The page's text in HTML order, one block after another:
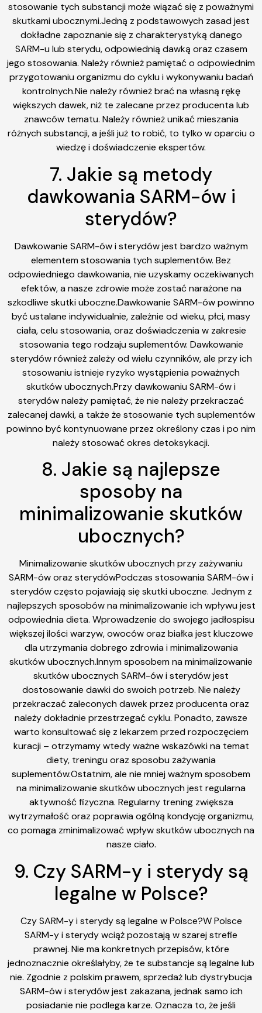
stosowanie tych substancji może wiązać się z poważnymi
skutkami ubocznymi.Jedną z podstawowych zasad jest
dokładne zapoznanie się z charakterystyką danego
SARM-u lub sterydu, odpowiednią dawką oraz czasem
jego stosowania. Należy również pamiętać o odpowiednim
przygotowaniu organizmu do cyklu i wykonywaniu badań
kontrolnych.Nie należy również brać na własną rękę
większych dawek, niż te zalecane przez producenta lub
znawców tematu. Należy również unikać mieszania
różnych substancji, a jeśli już to robić, to tylko w oparciu o
wiedzę i doświadczenie ekspertów.
7. Jakie są metody
dawkowania SARM-ów i
sterydów?
Dawkowanie SARM-ów i sterydów jest bardzo ważnym
elementem stosowania tych suplementów. Bez
odpowiedniego dawkowania, nie uzyskamy oczekiwanych
efektów, a nasze zdrowie może zostać narażone na
szkodliwe skutki uboczne.Dawkowanie SARM-ów powinno
być ustalane indywidualnie, zależnie od wieku, płci, masy
ciała, celu stosowania, oraz doświadczenia w zakresie
stosowania tego rodzaju suplementów. Dawkowanie
sterydów również zależy od wielu czynników, ale przy ich
stosowaniu istnieje ryzyko wystąpienia poważnych
skutków ubocznych.Przy dawkowaniu SARM-ów i
sterydów należy pamiętać, że nie należy przekraczać
zalecanej dawki, a także że stosowanie tych suplementów
powinno być kontynuowane przez określony czas i po nim
należy stosować okres detoksykacji.
8. Jakie są najlepsze
sposoby na
minimalizowanie skutków
ubocznych?
Minimalizowanie skutków ubocznych przy zażywaniu
SARM-ów oraz sterydówPodczas stosowania SARM-ów i
sterydów często pojawiają się skutki uboczne. Jednym z
najlepszych sposobów na minimalizowanie ich wpływu jest
odpowiednia dieta. Wprowadzenie do swojego jadłospisu
większej ilości warzyw, owoców oraz białka jest kluczowe
dla utrzymania dobrego zdrowia i minimalizowania
skutków ubocznych.Innym sposobem na minimalizowanie
skutków ubocznych SARM-ów i sterydów jest
dostosowanie dawki do swoich potrzeb. Nie należy
przekraczać zaleconych dawek przez producenta oraz
należy dokładnie przestrzegać cyklu. Ponadto, zawsze
warto konsultować się z lekarzem przed rozpoczęciem
kuracji – otrzymamy wtedy ważne wskazówki na temat
diety, treningu oraz sposobu zażywania
suplementów.Ostatnim, ale nie mniej ważnym sposobem
na minimalizowanie skutków ubocznych jest regularna
aktywność fizyczna. Regularny trening zwiększa
wytrzymałość oraz poprawia ogólną kondycję organizmu,
co pomaga zminimalizować wpływ skutków ubocznych na
nasze ciało.
9. Czy SARM-y i sterydy są
legalne w Polsce?
Czy SARM-y i sterydy są legalne w Polsce?W Polsce
SARM-y i sterydy wciąż pozostają w szarej strefie
prawnej. Nie ma konkretnych przepisów, które
jednoznacznie określałyby, że te substancje są legalne lub
nie. Zgodnie z polskim prawem, sprzedaż lub dystrybucja
SARM-ów i sterydów jest zakazana, jednak samo ich
posiadanie nie podlega karze. Oznacza to, że jeśli